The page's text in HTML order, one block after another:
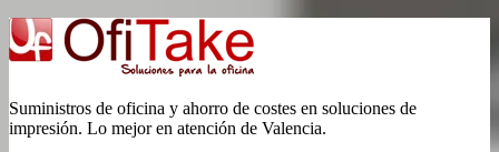
Suministros de oficina y ahorro de costes en soluciones de
impresión. Lo mejor en atención de Valencia.